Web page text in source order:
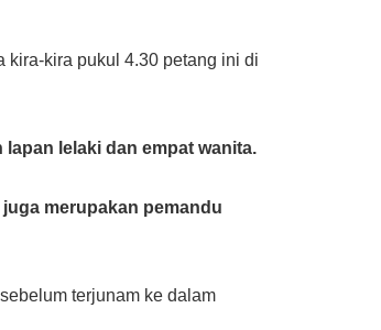
kira-kira pukul 4.30 petang ini di
lelaki dan empat wanita.
merupakan pemandu
terjunam ke dalam